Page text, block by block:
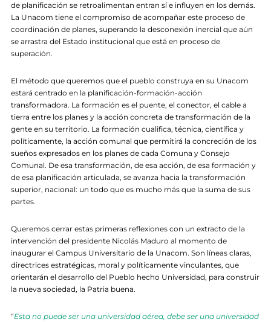
de planificación se retroalimentan entran sí e influyen en los demás.
La Unacom tiene el compromiso de acompañar este proceso de
coordinación de planes, superando la desconexión inercial que aún
se arrastra del Estado institucional que está en proceso de
superación.
El método que queremos que el pueblo construya en su Unacom
estará centrado en la planificación-formación-acción
transformadora. La formación es el puente, el conector, el cable a
tierra entre los planes y la acción concreta de transformación de la
gente en su territorio. La formación cualifica, técnica, científica y
políticamente, la acción comunal que permitirá la concreción de los
sueños expresados en los planes de cada Comuna y Consejo
Comunal. De esa transformación, de esa acción, de esa formación y
de esa planificación articulada, se avanza hacia la transformación
superior, nacional: un todo que es mucho más que la suma de sus
partes.
Queremos cerrar estas primeras reflexiones con un extracto de la
intervención del presidente Nicolás Maduro al momento de
inaugurar el Campus Universitario de la Unacom. Son líneas claras,
directrices estratégicas, moral y políticamente vinculantes, que
orientarán el desarrollo del Pueblo hecho Universidad, para construir
la nueva sociedad, la Patria buena.
“Esta no puede ser una universidad aérea, debe ser una universidad